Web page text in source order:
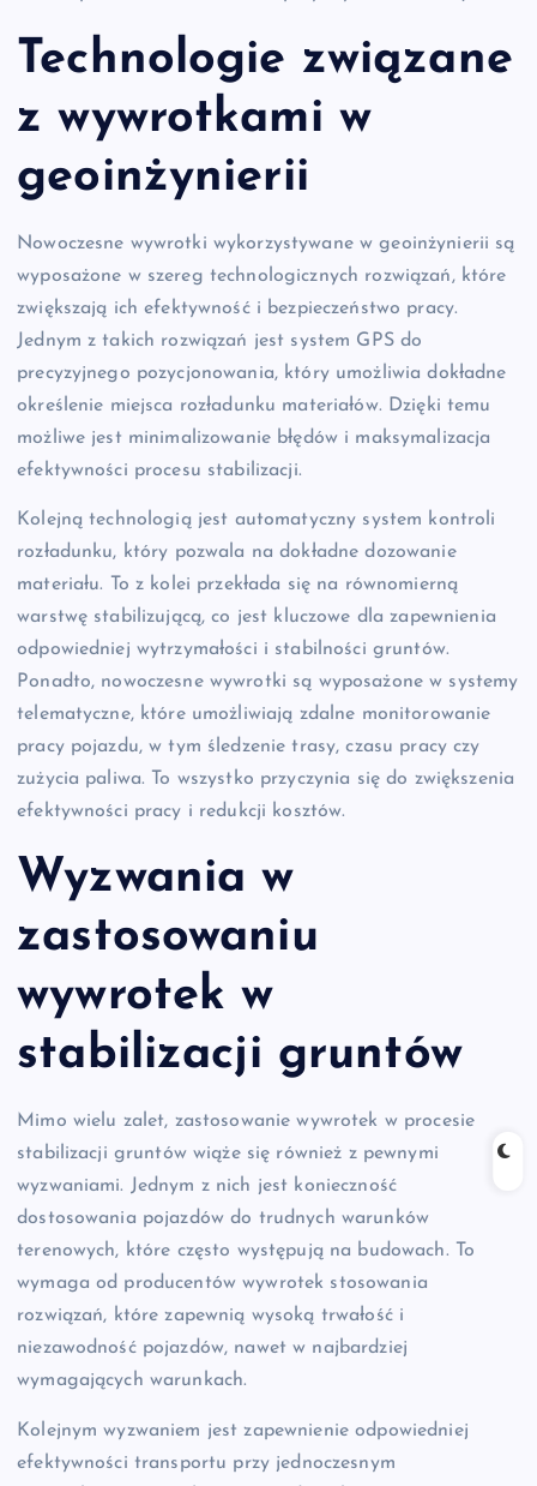
Technologie związane
z wywrotkami w
geoinżynierii
Nowoczesne wywrotki wykorzystywane w geoinżynierii są
wyposażone w szereg technologicznych rozwiązań, które
zwiększają ich efektywność i bezpieczeństwo pracy.
Jednym z takich rozwiązań jest system GPS do
precyzyjnego pozycjonowania, który umożliwia dokładne
określenie miejsca rozładunku materiałów. Dzięki temu
możliwe jest minimalizowanie błędów i maksymalizacja
efektywności procesu stabilizacji.
Kolejną technologią jest automatyczny system kontroli
rozładunku, który pozwala na dokładne dozowanie
materiału. To z kolei przekłada się na równomierną
warstwę stabilizującą, co jest kluczowe dla zapewnienia
odpowiedniej wytrzymałości i stabilności gruntów.
Ponadto, nowoczesne wywrotki są wyposażone w systemy
telematyczne, które umożliwiają zdalne monitorowanie
pracy pojazdu, w tym śledzenie trasy, czasu pracy czy
zużycia paliwa. To wszystko przyczynia się do zwiększenia
efektywności pracy i redukcji kosztów.
Wyzwania w
zastosowaniu
wywrotek w
stabilizacji gruntów
Mimo wielu zalet, zastosowanie wywrotek w procesie
stabilizacji gruntów wiąże się również z pewnymi
wyzwaniami. Jednym z nich jest konieczność
dostosowania pojazdów do trudnych warunków
terenowych, które często występują na budowach. To
wymaga od producentów wywrotek stosowania
rozwiązań, które zapewnią wysoką trwałość i
niezawodność pojazdów, nawet w najbardziej
wymagających warunkach.
Kolejnym wyzwaniem jest zapewnienie odpowiedniej
efektywności transportu przy jednoczesnym